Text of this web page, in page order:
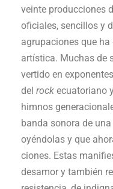
veinte producciones
oficiales, sen­cillos y
agrupaciones que
artística. Muchas de
vertido en
del rock ecuatoriano
himnos
banda sonora de
oyéndolas y que
ciones. Estas
desamor y también